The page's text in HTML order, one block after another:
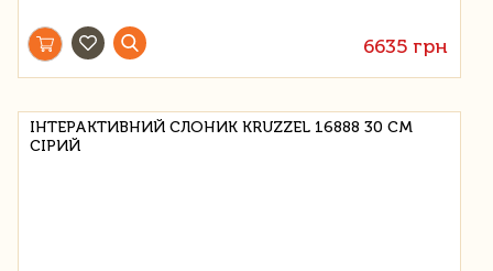
6635 грн
ІНТЕРАКТИВНИЙ СЛОНИК KRUZZEL 16888 30 СМ
СІРИЙ